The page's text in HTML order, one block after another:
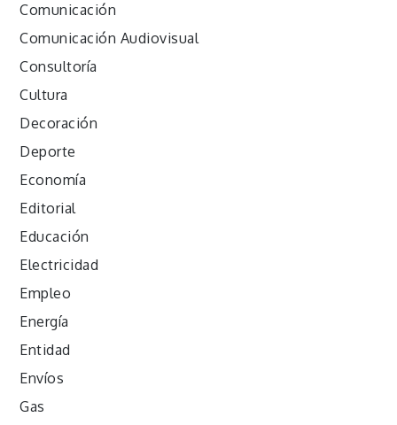
Comunicación
Comunicación Audiovisual
Consultoría
Cultura
Decoración
Deporte
Economía
Editorial
Educación
Electricidad
Empleo
Energía
Entidad
Envíos
Gas